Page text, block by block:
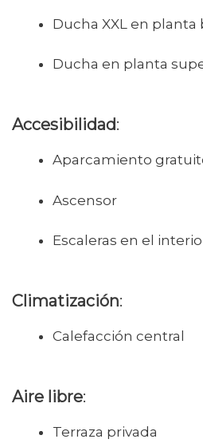
Ducha XXL en planta
Ducha en planta
Accesibilidad:
Aparcamiento
Ascensor
Escaleras en el
Climatización:
Calefacción central
Aire libre:
Terraza privada